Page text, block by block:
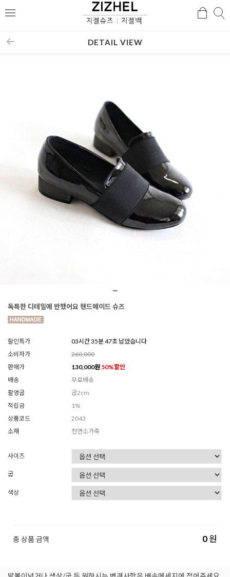
메
검
DETAIL VIEW
독특한 디테일에 반했어요 핸드메이드 슈즈
할인특가
03시간 35분 44초 남았습니다
소비자가
260,000
판매가
130,000원 50%할인
배송
무료배송
촬영굽
굽2cm
적립금
1%
상품코드
2043
소재
천연소가죽
사이즈
굽
색상
총 상품 금액 0원